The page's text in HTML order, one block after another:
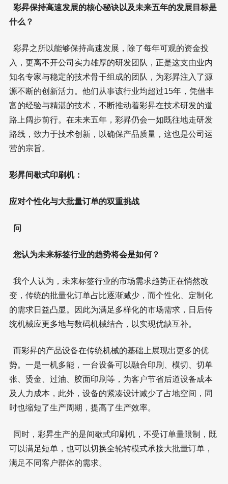
彩昇保持高速发展的核心秘诀以及未来五年的发展目标是
什么？
彩昇之所以能够保持高速发展，除了每年可观的资金投
入，更离不开公司实力雄厚的研发团队，正是这支由业内
知名专家与稳定的技术骨干组成的团队，为彩昇注入了源
源不断的创新活力。他们从事该行业均超过15年，凭借丰
富的经验与精湛的技术，不断推动着彩昇在技术研发的道
路上阔步前行。在未来五年，彩昇仍会一如既往地走研发
路线，致力于技术创新，以确保产品质量，这也是公司运
营的宗旨。
彩昇间歇式印刷机：
应对个性化与大批量订单的双重挑战
问
您认为未来标签行业的趋势将会是如何？
我个人认为，未来标签行业的市场需求趋势正在悄然改
变，传统的批量化订单占比逐渐减少，而个性化、定制化
的需求日益凸显。因此为满足多样化的市场需求，日后传
统机械应更多地与数码机械结合，以实现优缺互补。
而彩昇的产品设备在传统机械的基础上展现出更多的优
势。一是一机多能，一台设备可以融合印刷、模切、切单
张、烫金、过油、胶面印刷等，为客户节省后道设备成本
及人力成本，此外，设备的紧凑设计减少了占地空间，同
时也缩短了生产周期，提高了生产效率。
同时，彩昇生产的是间歇式印刷机，不受订单量限制，既
可以满足短单，也可以切换全轮转模式承接大批量订单，
满足不同客户群体的需求。